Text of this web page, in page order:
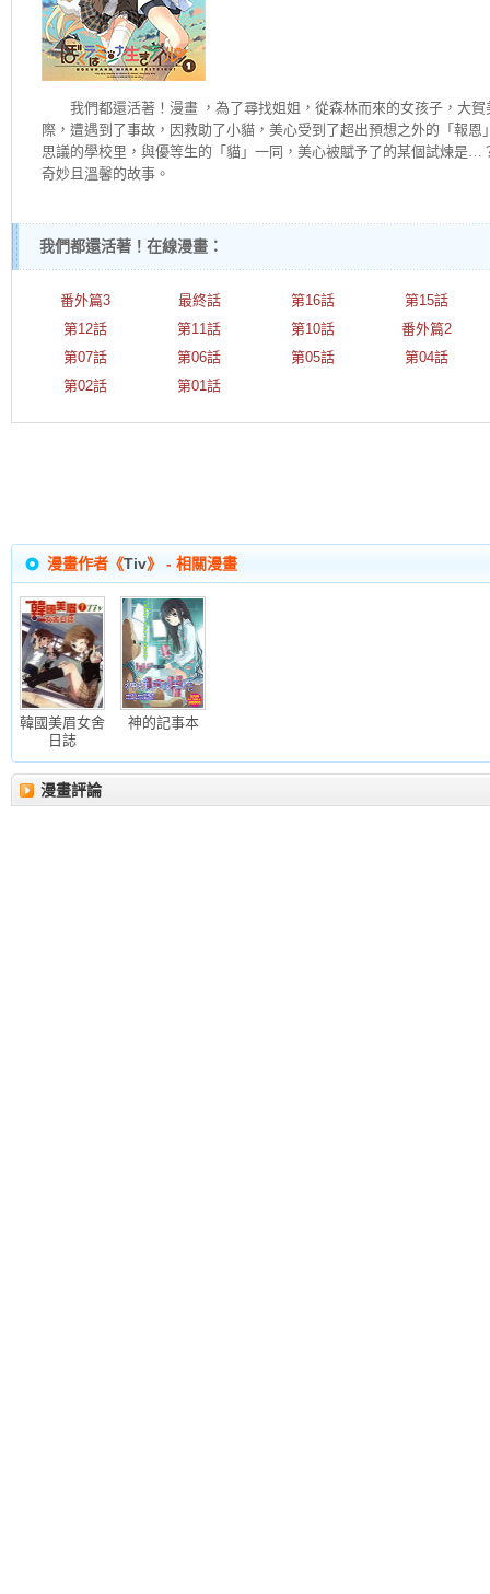
我們都還活著！ 漫畫 ，為了尋找姐姐，從森林而來的女孩子，大
際，遭遇到了事故，因救助了小貓，美心受到了超出預想之外的「報
思議的學校里，與優等生的「貓」一同，美心被賦予了的某個試煉是…
奇妙且溫馨的故事。
我們都還活著！在線漫畫：
番外篇3 最終話 第16話
第15話
第12話
第11話 第10話
番外篇2
第07話
第06話 第05話
第04話
第02話
第01話
漫畫作者《Tiv》 - 相關漫畫
韓國美眉女舍
日誌
神的記事本
漫畫評論